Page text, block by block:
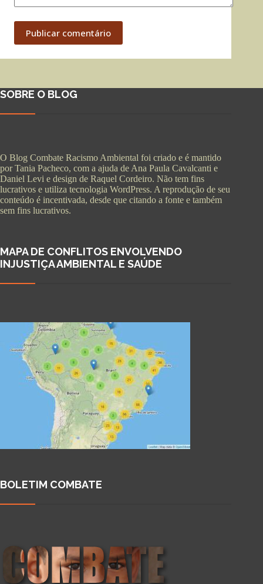
Publicar comentário
SOBRE O BLOG
O Blog Combate Racismo Ambiental foi criado e é mantido
por Tania Pacheco, com a ajuda de Ana Paula Cavalcanti e
Daniel Levi e design de Raquel Cordeiro. Não tem fins
lucrativos e utiliza tecnologia WordPress. A reprodução de seu
conteúdo é incentivada, desde que citando a fonte e também
sem fins lucrativos.
MAPA DE CONFLITOS ENVOLVENDO
INJUSTIÇA AMBIENTAL E SAÚDE
BOLETIM COMBATE